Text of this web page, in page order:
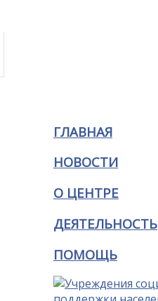
ГЛАВНАЯ
НОВОСТИ
О ЦЕНТРЕ
ДЕЯТЕЛЬНОСТЬ
ПОМОЩЬ